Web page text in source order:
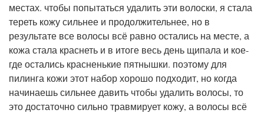
местах. чтобы попытаться удалить эти волоски, я стала
тереть кожу сильнее и продолжительнее, но в
результате все волосы всё равно остались на месте, а
кожа стала краснеть и в итоге весь день щипала и кое-
где остались красненькие пятнышки. поэтому для
пилинга кожи этот набор хорошо подходит, но когда
начинаешь сильнее давить чтобы удалить волосы, то
это достаточно сильно травмирует кожу, а волосы всё